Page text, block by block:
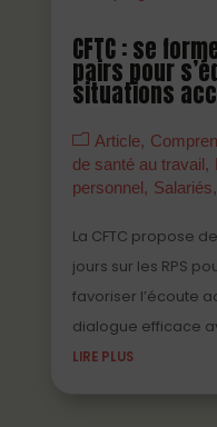
CFTC : se
pairs pour
situations
Article
de santé au travail
personnel
Salariés
La CFTC propose
jours sur les RPS
favoriser l’écoute
dialogue efficace
LIRE PLUS